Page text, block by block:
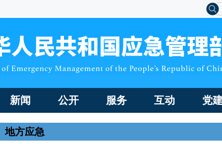
新闻 公开 服务 互动 党
地方应急